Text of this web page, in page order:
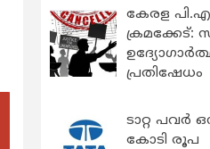
കേരള
ക്രമക്കേട്:
പ്രതിഷേധം
ടാറ്റ പവർ
കോടി രൂപ